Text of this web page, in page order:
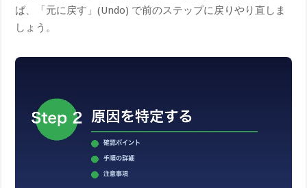
ば、「元に戻す」(Undo) で前のステップに戻りやり直しま
しょう。